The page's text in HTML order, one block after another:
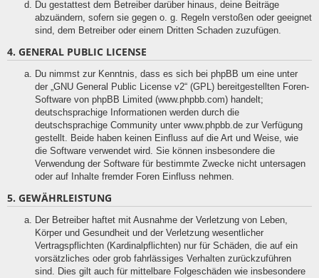
Du gestattest dem Betreiber darüber hinaus, deine Beiträge
abzuändern, sofern sie gegen o. g. Regeln verstoßen oder geeignet
sind, dem Betreiber oder einem Dritten Schaden zuzufügen.
4. GENERAL PUBLIC LICENSE
Du nimmst zur Kenntnis, dass es sich bei phpBB um eine unter
der „GNU General Public License v2“ (GPL) bereitgestellten Foren-
Software von phpBB Limited (www.phpbb.com) handelt;
deutschsprachige Informationen werden durch die
deutschsprachige Community unter www.phpbb.de zur Verfügung
gestellt. Beide haben keinen Einfluss auf die Art und Weise, wie
die Software verwendet wird. Sie können insbesondere die
Verwendung der Software für bestimmte Zwecke nicht untersagen
oder auf Inhalte fremder Foren Einfluss nehmen.
5. GEWÄHRLEISTUNG
Der Betreiber haftet mit Ausnahme der Verletzung von Leben,
Körper und Gesundheit und der Verletzung wesentlicher
Vertragspflichten (Kardinalpflichten) nur für Schäden, die auf ein
vorsätzliches oder grob fahrlässiges Verhalten zurückzuführen
sind. Dies gilt auch für mittelbare Folgeschäden wie insbesondere